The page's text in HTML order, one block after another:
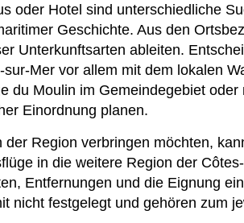
oder Hotel sind unterschiedliche
Geschichte. Aus den
Unterkunftsarten ableiten.
Mer vor allem mit dem lokalen
du Moulin im Gemeindegebiet
Einordnung planen.
der Region verbringen möchten,
in die weitere Region der
Entfernungen und die Eignung
nicht festgelegt und gehören zum